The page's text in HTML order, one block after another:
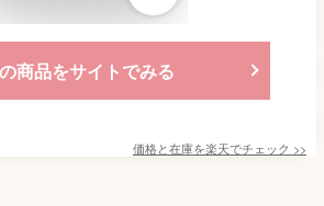
商品をサイトでみる
価格と在庫を楽天でチェック >>